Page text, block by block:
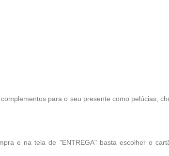
para o seu presente como pelúcias,
e na tela de "ENTREGA" basta escolher o